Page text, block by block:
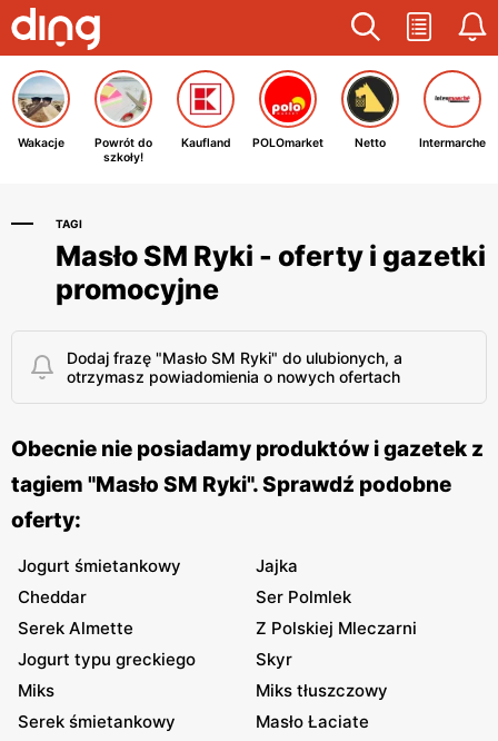
Wakacje
Powrót do
szkoły!
Kaufland POLOmarket Netto Intermarche
TAGI
Masło SM Ryki - oferty i gazetki
promocyjne
Dodaj frazę "Masło SM Ryki" do ulubionych, a
otrzymasz powiadomienia o nowych ofertach
Obecnie nie posiadamy produktów i gazetek z
tagiem "Masło SM Ryki". Sprawdź podobne
oferty:
Jogurt śmietankowy
Jajka
Cheddar
Ser Polmlek
Serek Almette
Z Polskiej Mleczarni
Jogurt typu greckiego
Skyr
Miks
Miks tłuszczowy
Serek śmietankowy
Masło Łaciate